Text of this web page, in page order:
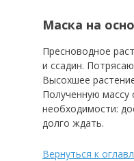
Маска на
Пресноводное
и ссадин.
Высохшее
Полученную массу
необходимости:
долго ждать.
Вернуться к